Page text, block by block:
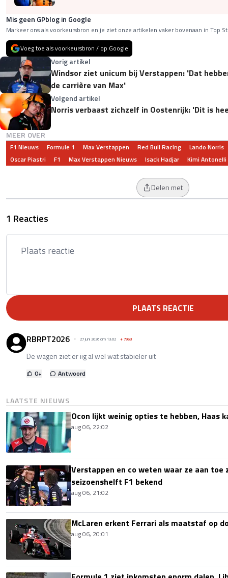
Mis geen GPblog in Google
Markeer ons als voorkeursbron en je ziet onze artikelen vaker bovenaan in Top
Voeg toe als voorkeursbron / op Google
Vorig artikel
Windsor ziet unicum bij Verstappen: 'Dat
de carrière van Max'
Volgend artikel
Norris verbaast zichzelf in Oostenrijk: 'Dit is
MEER OVER
F1 Nieuws Formule 1 Max Verstappen Red Bull Racing
Lando Norris
Oscar Piastri
F1 Max Verstappen Nieuws Isack Hadjar Kimi Antonelli
Delen met
1 Reacties
PLAATS REACTIE
RBRPT2026 27 juni 2026 om 13:02 +7963
De wagen ziet er iig al wel wat stabieler uit
0+ Antwoord
LAATSTE NIEUWS
Ocon lijkt weinig opties te hebben, Haas
aug 06, 22:02
Verstappen en co weten waar ze aan
seizoenshelft F1 bekend
aug 06, 21:02
McLaren erkent Ferrari als maatstaf op
aug 06, 20:01